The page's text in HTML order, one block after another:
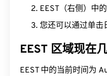
EEST（右侧）中
您还可以通过单击
EEST 区域现在
EEST 中的当前时间为